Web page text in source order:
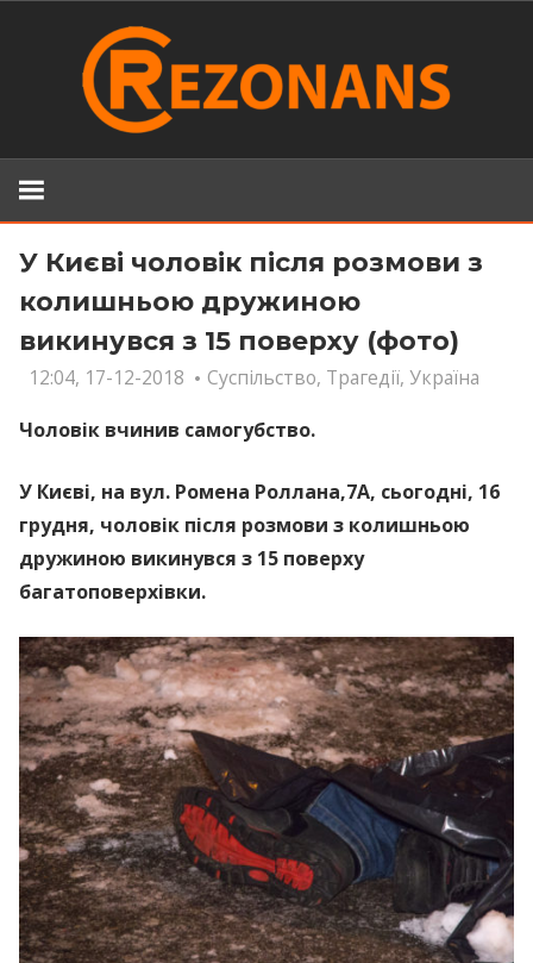
У Києві чоловік після розмови з
колишньою дружиною
викинувся з 15 поверху (фото)
12:04, 17-12-2018 Суспільство, Трагедії,Україна
Чоловік вчинив самогубство.
У Києві, на вул. Ромена Роллана,7А, сьогодні, 16
грудня, чоловік після розмови з колишньою
дружиною викинувся з 15 поверху
багатоповерхівки.